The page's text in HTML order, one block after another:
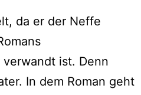
da er der Neffe
ist. Denn
In dem Roman geht